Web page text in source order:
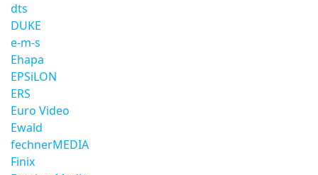
dts
DUKE
e-m-s
Ehapa
EPSiLON
ERS
Euro Video
Ewald
fechnerMEDIA
Finix